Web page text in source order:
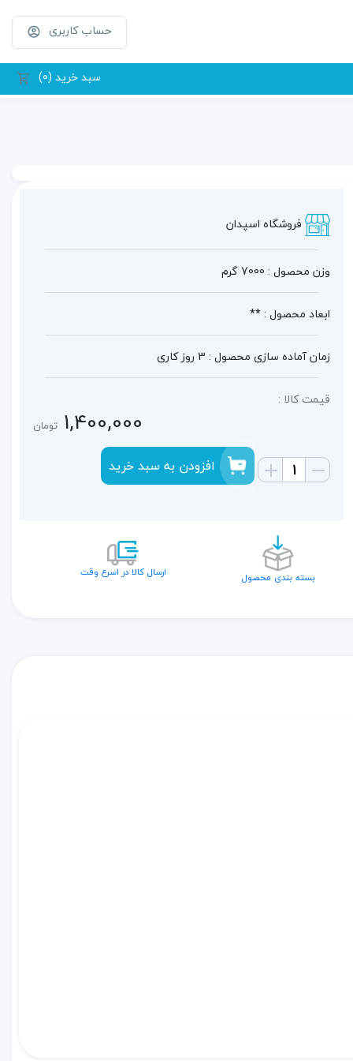
حساب کاربری
سبد خرید (0)
فروشگاه اسپدان
وزن محصول : 7000 گرم
ابعاد محصول : **
زمان آماده سازی محصول : 3 روز کاری
قیمت کالا :
1,400,000 تومان
افزودن به سبد خرید
بسته بندی محصول ارسال کالا در اسرع وقت